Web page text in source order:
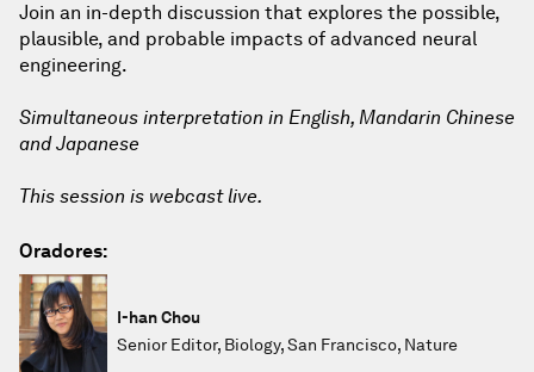
Join an in-depth discussion that explores the possible,
plausible, and probable impacts of advanced neural
engineering.
Simultaneous interpretation in English, Mandarin Chinese
and Japanese
This session is webcast live.
Oradores:
I-han Chou
Senior Editor, Biology, San Francisco, Nature